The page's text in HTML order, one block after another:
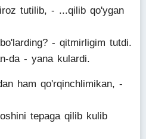
tutilib, - ...qilib qo'ygan
- qitmirligim tutdi.
da - yana kulardi.
ham qo'rqinchlimikan, -
tepaga qilib kulib